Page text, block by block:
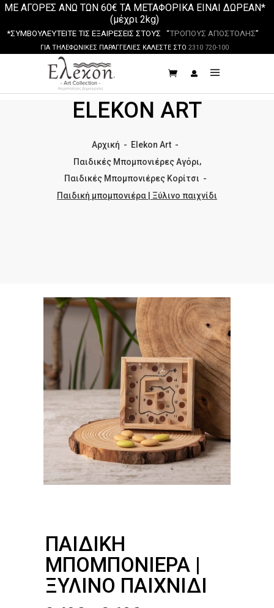
ΜΕ ΑΓΟΡΕΣ ΑΝΩ ΤΩΝ 60€ ΤΑ ΜΕΤΑΦΟΡΙΚΑ ΕΙΝΑΙ ΔΩΡΕΑΝ*
(μέχρι 2kg)
*ΣΥΜΒΟΥΛΕΥΤΕΙΤΕ ΤΙΣ ΕΞΑΙΡΕΣΕΙΣ ΣΤΟΥΣ “ΤΡΟΠΟΥΣ ΑΠΟΣΤΟΛΗΣ”
ΓΙΑ ΤΗΛΕΦΩΝΙΚΕΣ ΠΑΡΑΓΓΕΛΙΕΣ ΚΑΛΕΣΤΕ ΣΤΟ 2310 720-100
ELEKON ART
Αρχική - Elekon Art -
Παιδικές Μπομπονιέρες Αγόρι,
Παιδικές Μπομπονιέρες Κορίτσι -
Παιδική μπομπονιέρα | Ξύλινο παιχνίδι
ΠΑΙΔΙΚΉ
ΜΠΟΜΠΟΝΙΈΡΑ |
ΞΎΛΙΝΟ ΠΑΙΧΝΊΔΙ